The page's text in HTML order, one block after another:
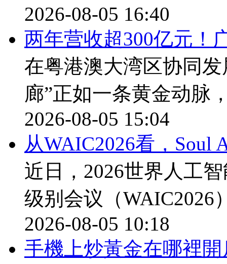
2026-08-05 16:40
两年营收超300亿元！
在粤港澳大湾区协同
廊”正如一条黄金动脉
2026-08-05 15:04
从WAIC2026看，Soul
近日，2026世界人工
级别会议（WAIC2026
2026-08-05 10:18
手機上炒黃金在哪裡